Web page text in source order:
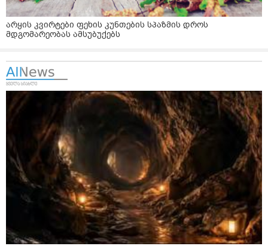
არყის კვირტები ფეხის კუნთების სპაზმის დროს
მდგომარეობას ამსუბუქებს